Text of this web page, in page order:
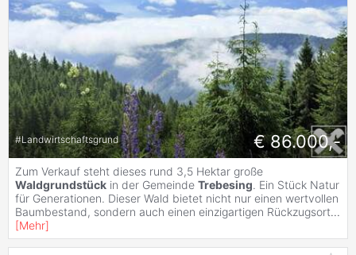
#Landwirtschaftsgrund € 86.000,-
Zum Verkauf steht dieses rund 3,5 Hektar große
Waldgrundstück in der Gemeinde Trebesing. Ein Stück Natur
für Generationen. Dieser Wald bietet nicht nur einen wertvollen
Baumbestand, sondern auch einen einzigartigen Rückzugsort...
[Mehr]